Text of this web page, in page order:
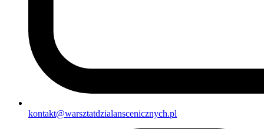
kontakt@warsztatdzialanscenicznych.pl